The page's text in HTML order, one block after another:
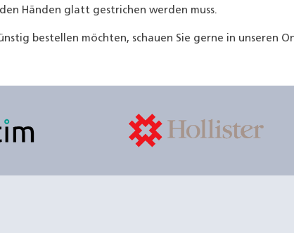
Händen glatt gestrichen werden muss.
bestellen möchten, schauen Sie gerne in unseren